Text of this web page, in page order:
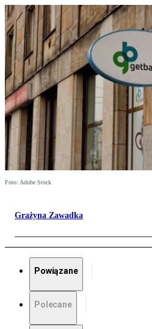
Foto: Adobe Stock
Grażyna Zawadka
Powiązane
Polecane